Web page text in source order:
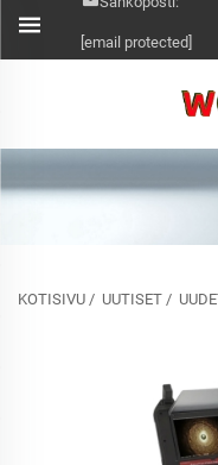
[email protected]
KOTISIVU / UUTISET /